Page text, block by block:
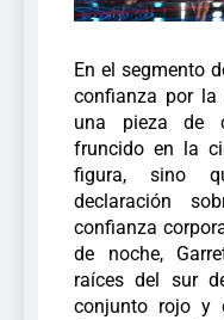
En el segmento
confianza por la
una pieza de
fruncido en la
figura, sino
declaración
confianza
de noche,
raíces del sur
conjunto rojo y